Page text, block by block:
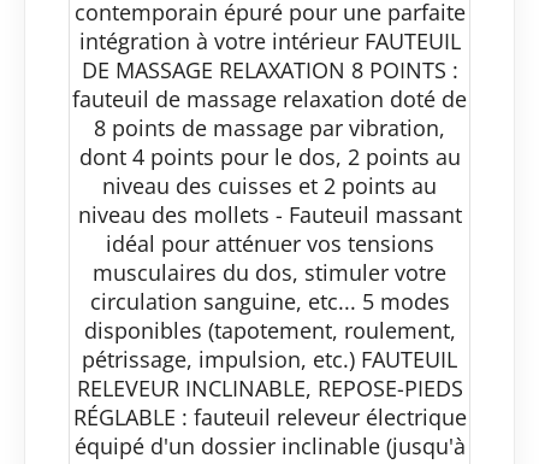
contemporain épuré pour une parfaite
intégration à votre intérieur FAUTEUIL
DE MASSAGE RELAXATION 8 POINTS :
fauteuil de massage relaxation doté de
8 points de massage par vibration,
dont 4 points pour le dos, 2 points au
niveau des cuisses et 2 points au
niveau des mollets - Fauteuil massant
idéal pour atténuer vos tensions
musculaires du dos, stimuler votre
circulation sanguine, etc... 5 modes
disponibles (tapotement, roulement,
pétrissage, impulsion, etc.) FAUTEUIL
RELEVEUR INCLINABLE, REPOSE-PIEDS
RÉGLABLE : fauteuil releveur électrique
équipé d'un dossier inclinable (jusqu'à